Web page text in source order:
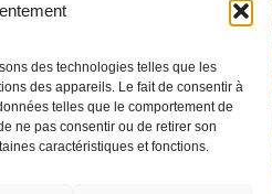
des technologies telles que les
des appareils. Le fait de consentir à
telles que le comportement de
ne pas consentir ou de retirer son
caractéristiques et fonctions.